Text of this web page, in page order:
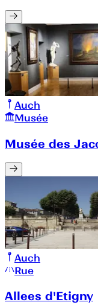
Auch
Musée
Musée des
Auch
Rue
Allees d'Etigny